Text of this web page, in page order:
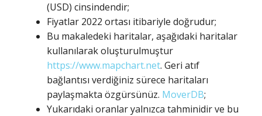
(USD) cinsindendir;
Fiyatlar 2022 ortası itibariyle doğrudur;
Bu makaledeki haritalar, aşağıdaki haritalar
kullanılarak oluşturulmuştur
https://www.mapchart.net. Geri atıf
bağlantısı verdiğiniz sürece haritaları
paylaşmakta özgürsünüz. MoverDB;
Yukarıdaki oranlar yalnızca tahminidir ve bu